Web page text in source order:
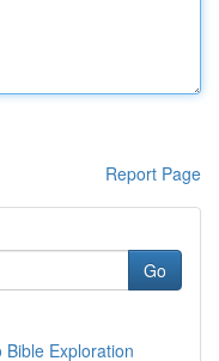
Report Page
Go
Exploration